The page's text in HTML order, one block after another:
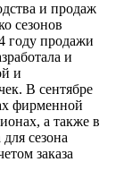
и продаж
сезонов
году продажи
и
и
В сентябре
фирменной
а также в
сезона
заказа